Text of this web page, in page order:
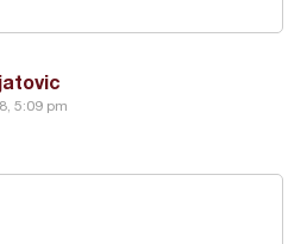
5:09 pm